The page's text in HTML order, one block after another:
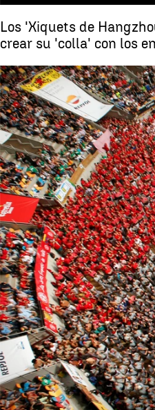
Los 'Xiquets de
crear su 'colla' con los
Antena 3 Noticias
Publicado:02 de julio de 2018,
Es la 'colla
Hangzhou' no
encuentro de
de nueve pisos.